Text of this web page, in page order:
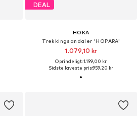
DEAL
HOKA
Trekkingsandaler 'HOPARA'
1.079,10 kr
Oprindeligt: 1.199,00 kr
Sidste laveste pris:959,20 kr